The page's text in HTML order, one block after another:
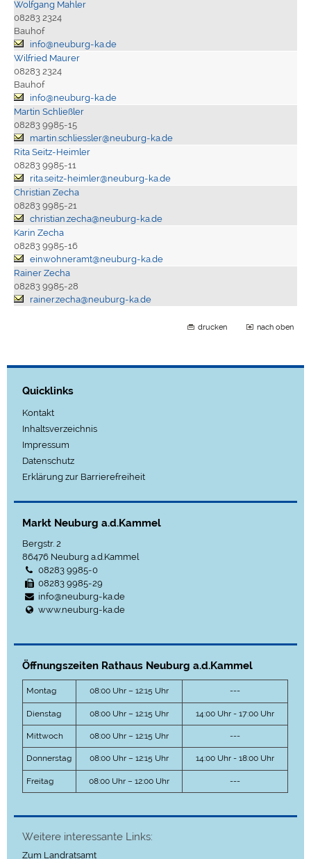
Wolfgang Mahler
08283 2324
Bauhof
info@neuburg-ka.de
Wilfried Maurer
08283 2324
Bauhof
info@neuburg-ka.de
Martin Schließler
08283 9985-15
martin.schliessler@neuburg-ka.de
Rita Seitz-Heimler
08283 9985-11
rita.seitz-heimler@neuburg-ka.de
Christian Zecha
08283 9985-21
christian.zecha@neuburg-ka.de
Karin Zecha
08283 9985-16
einwohneramt@neuburg-ka.de
Rainer Zecha
08283 9985-28
rainer.zecha@neuburg-ka.de
drucken nach oben
Quicklinks
Kontakt
Inhaltsverzeichnis
Impressum
Datenschutz
Erklärung zur Barrierefreiheit
Markt Neuburg a.d.Kammel
Bergstr. 2
86476 Neuburg a.d.Kammel
08283 9985-0
08283 9985-29
info@neuburg-ka.de
www.neuburg-ka.de
Öffnungszeiten Rathaus Neuburg a.d.Kammel
Montag 08:00 Uhr – 12:15 Uhr ---
Dienstag 08:00 Uhr – 12:15 Uhr 14:00 Uhr - 17:00 Uhr
Mittwoch 08:00 Uhr – 12:15 Uhr ---
Donnerstag 08:00 Uhr – 12:15 Uhr 14:00 Uhr - 18:00 Uhr
Freitag 08:00 Uhr – 12:00 Uhr ---
Weitere interessante Links:
Zum Landratsamt